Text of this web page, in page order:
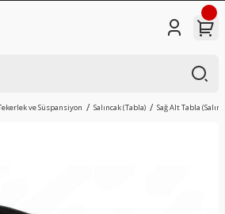
ve Süspansiyon Salıncak (Tabla) Sağ Alt Tabla